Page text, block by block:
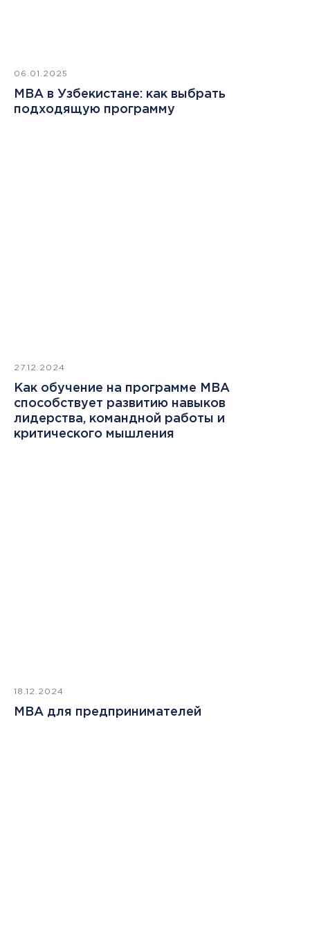
06.01.2025
MBA в Узбекистане: как выбрать
подходящую программу
27.12.2024
Как обучение на программе MBA
способствует развитию навыков
лидерства, командной работы и
критического мышления
18.12.2024
MBA для предпринимателей